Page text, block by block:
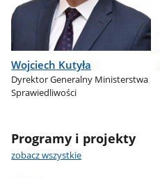
Wojciech Kutyła
Dyrektor Generalny Ministerstwa
Sprawiedliwości
Programy i projekty
zobacz wszystkie